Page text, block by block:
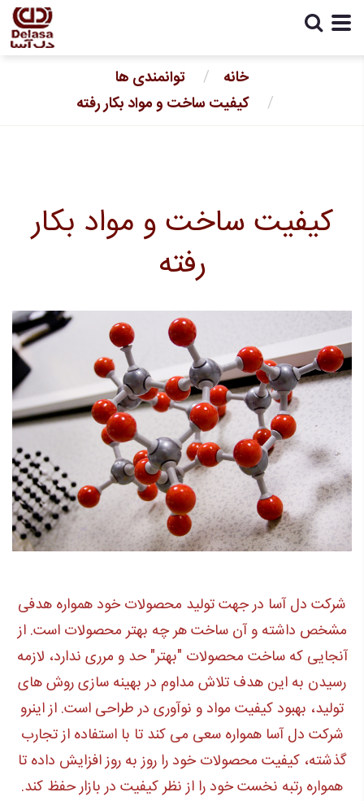
خانه
توانمندی ها
کیفیت ساخت و مواد بکار رفته
کیفیت ساخت و مواد بکار
رفته
شرکت دل آسا در جهت تولید محصولات خود همواره هدفی
مشخص داشته و آن ساخت هر چه بهتر محصولات است. از
آنجایی که ساخت محصولات "بهتر" حد و مرری ندارد، لازمه
رسیدن به این هدف تلاش مداوم در بهینه سازی روش های
تولید، بهبود کیفیت مواد و نوآوری در طراحی است. از اینرو
شرکت دل آسا همواره سعی می کند تا با استفاده از تجارب
گذشته، کیفیت محصولات خود را روز به روز افزایش داده تا
همواره رتبه نخست خود را از نظر کیفیت در بازار حفظ کند.